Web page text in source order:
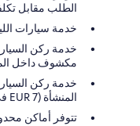
الطلب مقابل
خدمة سيارات
خدمة ركن
مكشوف داخل
خدمة ركن
المنشأة (EUR 7 في اليوم)
تتوفر أماكن